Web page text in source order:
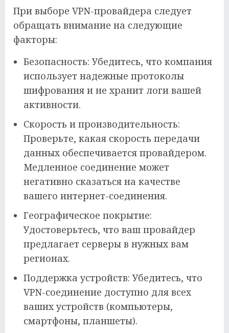
При выборе VPN-провайдера следует
обращать внимание на следующие
факторы:
Безопасность: Убедитесь, что компания
использует надежные протоколы
шифрования и не хранит логи вашей
активности.
Скорость и производительность:
Проверьте, какая скорость передачи
данных обеспечивается провайдером.
Медленное соединение может
негативно сказаться на качестве
вашего интернет-соединения.
Географическое покрытие:
Удостоверьтесь, что ваш провайдер
предлагает серверы в нужных вам
регионах.
Поддержка устройств: Убедитесь, что
VPN-соединение доступно для всех
ваших устройств (компьютеры,
смартфоны, планшеты).